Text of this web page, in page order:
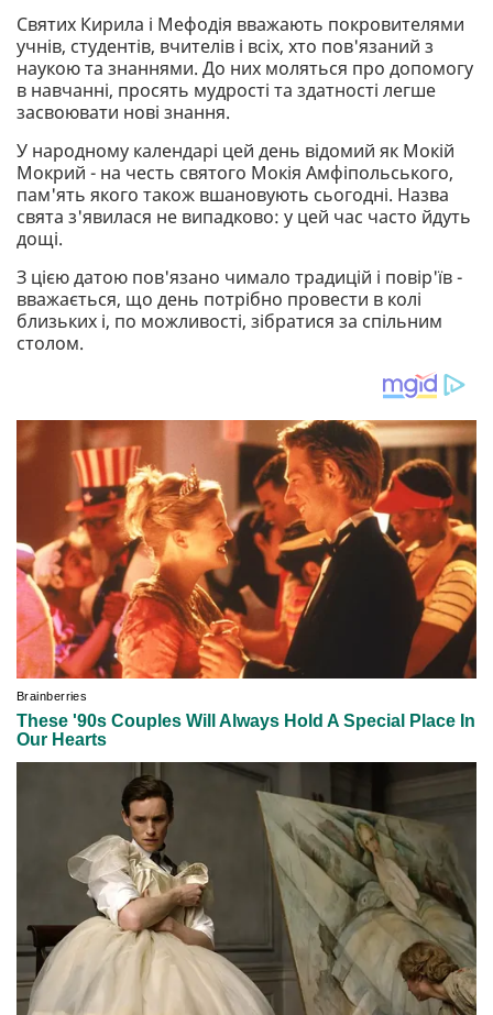
Святих Кирила і Мефодія вважають покровителями
учнів, студентів, вчителів і всіх, хто пов'язаний з
наукою та знаннями. До них моляться про допомогу
в навчанні, просять мудрості та здатності легше
засвоювати нові знання.
У народному календарі цей день відомий як Мокій
Мокрий - на честь святого Мокія Амфіпольського,
пам'ять якого також вшановують сьогодні. Назва
свята з'явилася не випадково: у цей час часто йдуть
дощі.
З цією датою пов'язано чимало традицій і повір'їв -
вважається, що день потрібно провести в колі
близьких і, по можливості, зібратися за спільним
столом.